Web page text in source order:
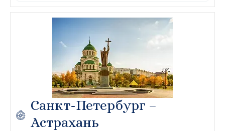
Санкт-Петербург –
Астрахань